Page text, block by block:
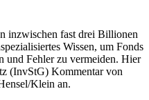
inzwischen fast drei Billionen
Wissen, um Fonds
und Fehler zu vermeiden. Hier
(InvStG) Kommentar von
Klein an.